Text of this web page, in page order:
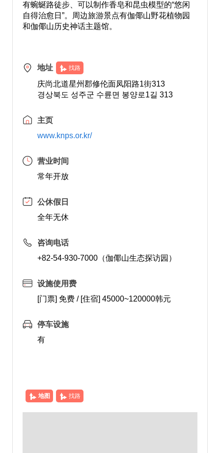
有蜿蜒路徒步、可以制作香皂和昆虫模型的“悠闲
自得治愈日”。周边旅游景点有伽倻山野花植物园
和伽倻山历史神话主题馆。
地址 找路
庆尚北道星州郡修伦面凤阳路1街313
경상북도 성주군 수륜면 봉양로1길 313
主页
www.knps.or.kr/
营业时间
常年开放
公休假日
全年无休
咨询电话
+82-54-930-7000（伽倻山生态探访园）
设施使用费
[门票] 免费 / [住宿] 45000~120000韩元
停车设施
有
地图 找路